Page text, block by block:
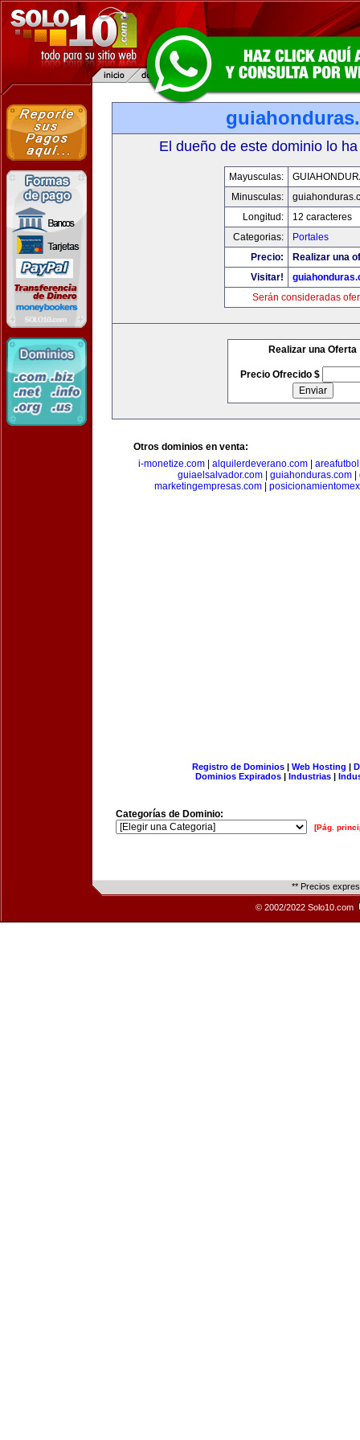
El dueño de este dominio lo
Mayusculas:
Minusculas:
Longitud:
12 caracteres
Categorias:
Portales
Precio:
Realizar una
Visitar!
Serán consideradas
Realizar una Oferta
Precio Ofrecido $
Otros dominios en venta:
i-monetize.com
alquilerdeverano.com
guiaelsalvador.com| guiahonduras.com|
marketingempresas.com
Registro de Dominios| Web Hosting |
Dominios Expirados | Industrias |
Categorías de Dominio:
[Pág.
** Precios
© 2002/2022 Solo10.com